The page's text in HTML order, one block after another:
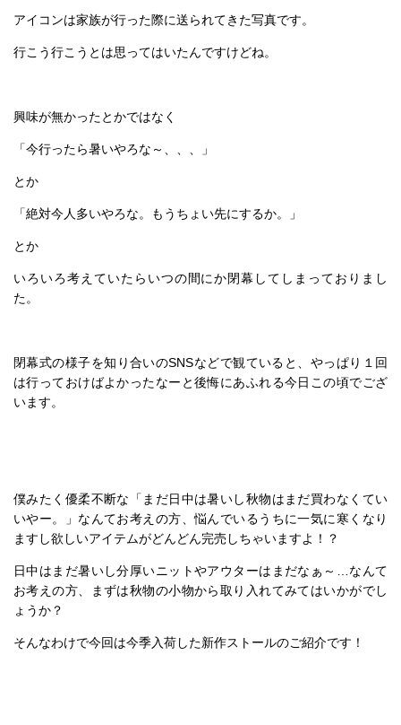
アイコンは家族が行った際に送られてきた写真です。
行こう行こうとは思ってはいたんですけどね。
興味が無かったとかではなく
「今行ったら暑いやろな～、、、」
とか
「絶対今人多いやろな。もうちょい先にするか。」
とか
いろいろ考えていたらいつの間にか閉幕してしまっておりまし
た。
閉幕式の様子を知り合いのSNSなどで観ていると、やっぱり１回
は行っておけばよかったなーと後悔にあふれる今日この頃でござ
います。
僕みたく優柔不断な「まだ日中は暑いし秋物はまだ買わなくてい
いやー。」なんてお考えの方、悩んでいるうちに一気に寒くなり
ますし欲しいアイテムがどんどん完売しちゃいますよ！？
日中はまだ暑いし分厚いニットやアウターはまだなぁ～…なんて
お考えの方、まずは秋物の小物から取り入れてみてはいかがでし
ょうか？
そんなわけで今回は今季入荷した新作ストールのご紹介です！